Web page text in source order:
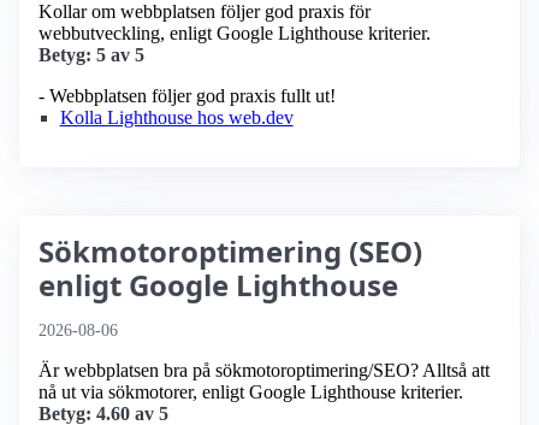
Kollar om webbplatsen följer god praxis för
webbutveckling, enligt Google Lighthouse kriterier.
Betyg: 5 av 5
- Webbplatsen följer god praxis fullt ut!
Kolla Lighthouse hos web.dev
Sökmotoroptimering (SEO)
enligt Google Lighthouse
2026-08-06
Är webbplatsen bra på sökmotoroptimering/SEO? Alltså att
nå ut via sökmotorer, enligt Google Lighthouse kriterier.
Betyg: 4.60 av 5